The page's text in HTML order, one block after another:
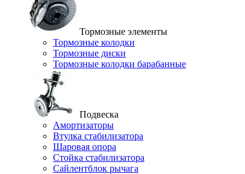
Тормозные элементы
Тормозные колодки
Тормозные диски
Тормозные колодки барабанные
Подвеска
Амортизаторы
Втулка стабилизатора
Шаровая опора
Стойка стабилизатора
Сайлентблок рычага